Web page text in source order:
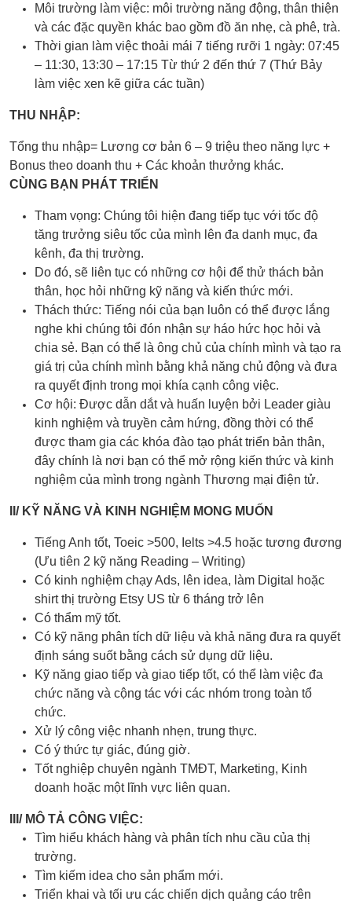
Môi trường làm việc: môi trường năng động, thân thiện
và các đặc quyền khác bao gồm đồ ăn nhẹ, cà phê, trà.
Thời gian làm việc thoải mái 7 tiếng rưỡi 1 ngày: 07:45
– 11:30, 13:30 – 17:15 Từ thứ 2 đến thứ 7 (Thứ Bảy
làm việc xen kẽ giữa các tuần)
THU NHẬP:
Tổng thu nhập= Lương cơ bản 6 – 9 triệu theo năng lực +
Bonus theo doanh thu + Các khoản thưởng khác.
CÙNG BẠN PHÁT TRIỂN
Tham vọng: Chúng tôi hiện đang tiếp tục với tốc độ
tăng trưởng siêu tốc của mình lên đa danh mục, đa
kênh, đa thị trường.
Do đó, sẽ liên tục có những cơ hội để thử thách bản
thân, học hỏi những kỹ năng và kiến ​​thức mới.
Thách thức: Tiếng nói của bạn luôn có thể được lắng
nghe khi chúng tôi đón nhận sự háo hức học hỏi và
chia sẻ. Bạn có thể là ông chủ của chính mình và tạo ra
giá trị của chính mình bằng khả năng chủ động và đưa
ra quyết định trong mọi khía cạnh công việc.
Cơ hội: Được dẫn dắt và huấn luyện bởi Leader giàu
kinh nghiệm và truyền cảm hứng, đồng thời có thể
được tham gia các khóa đào tạo phát triển bản thân,
đây chính là nơi bạn có thể mở rộng kiến ​​thức và kinh
nghiệm của mình trong ngành Thương mại điện tử.
II/ KỸ NĂNG VÀ KINH NGHIỆM MONG MUỐN
Tiếng Anh tốt, Toeic >500, Ielts >4.5 hoặc tương đương
(Ưu tiên 2 kỹ năng Reading – Writing)
Có kinh nghiệm chạy Ads, lên idea, làm Digital hoặc
shirt thị trường Etsy US từ 6 tháng trở lên
Có thẩm mỹ tốt.
Có kỹ năng phân tích dữ liệu và khả năng đưa ra quyết
định sáng suốt bằng cách sử dụng dữ liệu.
Kỹ năng giao tiếp và giao tiếp tốt, có thể làm việc đa
chức năng và cộng tác với các nhóm trong toàn tổ
chức.
Xử lý công việc nhanh nhẹn, trung thực.
Có ý thức tự giác, đúng giờ.
Tốt nghiệp chuyên ngành TMĐT, Marketing, Kinh
doanh hoặc một lĩnh vực liên quan.
III/ MÔ TẢ CÔNG VIỆC:
Tìm hiểu khách hàng và phân tích nhu cầu của thị
trường.
Tìm kiếm idea cho sản phẩm mới.
Triển khai và tối ưu các chiến dịch quảng cáo trên